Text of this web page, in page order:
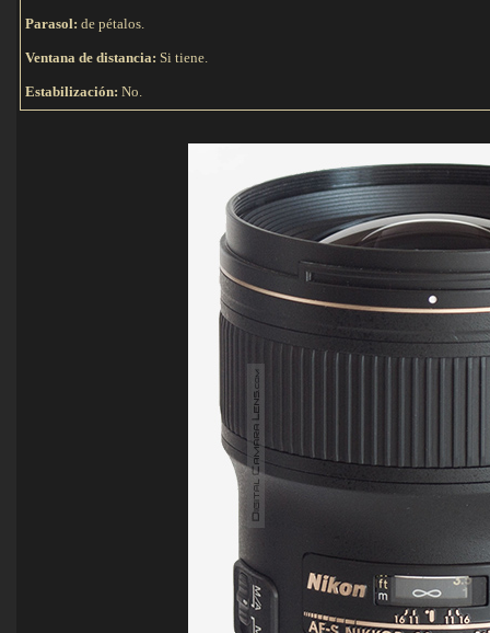
Parasol: de pétalos.
Ventana de distancia: Si tiene.
Estabilización: No.